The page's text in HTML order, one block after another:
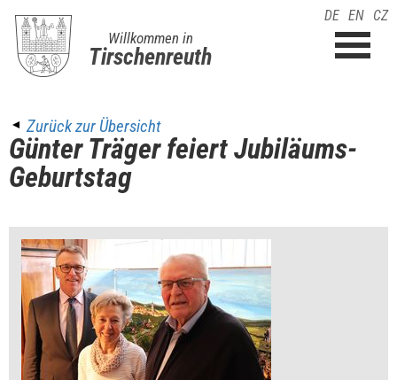
Willkommen in
Tirschenreuth
DE EN CZ
Zurück zur Übersicht
Günter Träger feiert Jubiläums-
Geburtstag